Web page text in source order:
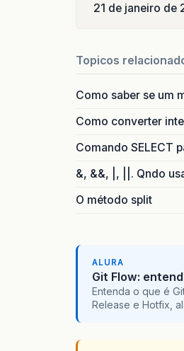
21 de janeiro de
Topicos
Como saber se um
Como converter
Comando SELECT
&, &&, |, ||. Qndo
O método split
ALURA
Git Flow:
Entenda o que é
Release e Hotfix,